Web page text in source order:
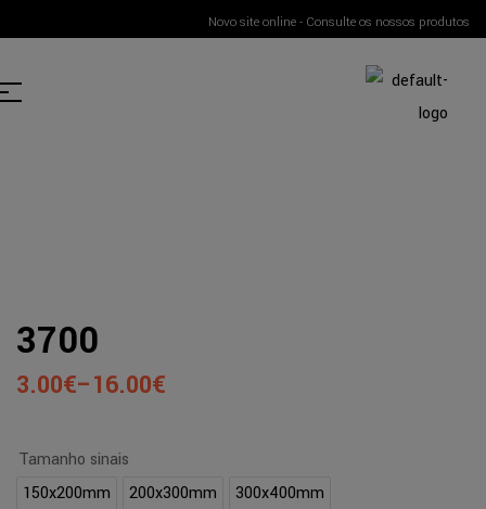
Novo site online - Consulte os nossos produtos
3700
3.00€–16.00€
Tamanho sinais
150x200mm
200x300mm 300x400mm